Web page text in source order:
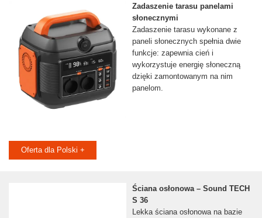
Zadaszenie tarasu panelami
słonecznymi
Zadaszenie tarasu wykonane z
paneli słonecznych spełnia dwie
funkcje: zapewnia cień i
wykorzystuje energię słoneczną
dzięki zamontowanym na nim
panelom.
Oferta dla Polski +
Ściana osłonowa – Sound TECH
S 36
Lekka ściana osłonowa na bazie